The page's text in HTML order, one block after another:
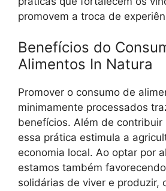
promovem a troca de
Benefícios do
Alimentos In Natura
Promover o consumo de
minimamente processados
benefícios. Além de contribuir
essa prática estimula a
economia local. Ao optar por
estamos também
solidárias de viver e produzir,